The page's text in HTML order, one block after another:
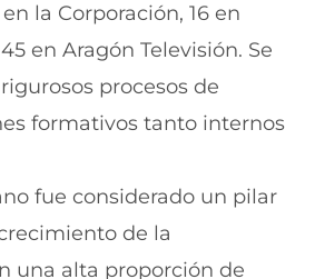
la Corporación, 16 en
en Aragón Televisión. Se
procesos de
formativos tanto internos
fue considerado un pilar
de la
una alta proporción de